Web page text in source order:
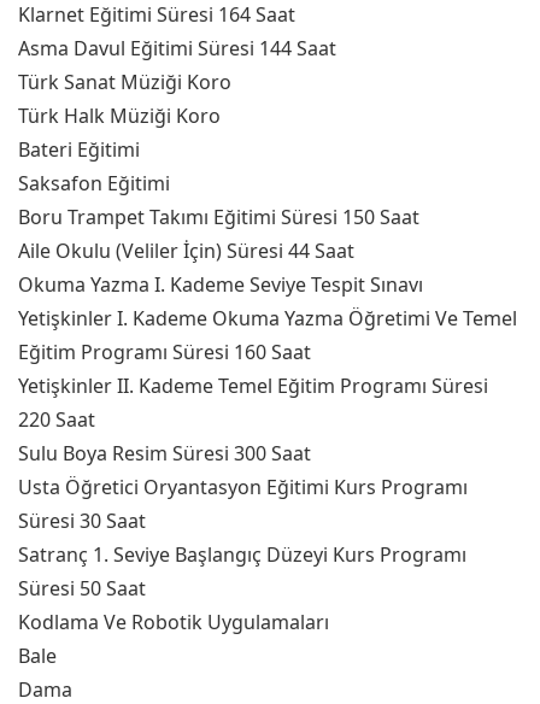
Klarnet Eğitimi Süresi 164 Saat
Asma Davul Eğitimi Süresi 144 Saat
Türk Sanat Müziği Koro
Türk Halk Müziği Koro
Bateri Eğitimi
Saksafon Eğitimi
Boru Trampet Takımı Eğitimi Süresi 150 Saat
Aile Okulu (Veliler İçin) Süresi 44 Saat
Okuma Yazma I. Kademe Seviye Tespit Sınavı
Yetişkinler I. Kademe Okuma Yazma Öğretimi Ve Temel
Eğitim Programı Süresi 160 Saat
Yetişkinler II. Kademe Temel Eğitim Programı Süresi
220 Saat
Sulu Boya Resim Süresi 300 Saat
Usta Öğretici Oryantasyon Eğitimi Kurs Programı
Süresi 30 Saat
Satranç 1. Seviye Başlangıç Düzeyi Kurs Programı
Süresi 50 Saat
Kodlama Ve Robotik Uygulamaları
Bale
Dama